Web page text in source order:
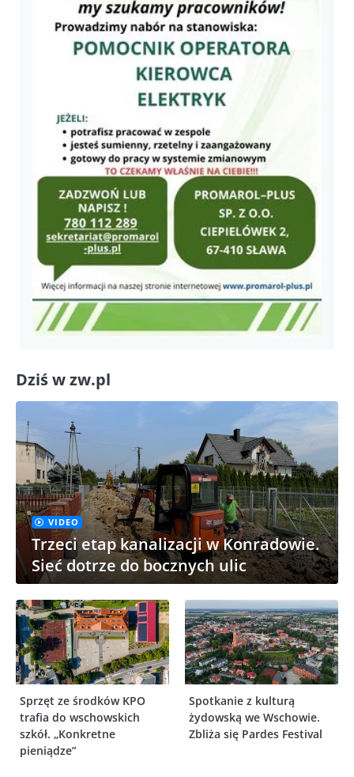
Dziś w zw.pl
VIDEO
Trzeci etap kanalizacji w Konradowie.
Sieć dotrze do bocznych ulic
Sprzęt ze środków KPO
trafia do wschowskich
szkół. „Konkretne
pieniądze”
Spotkanie z kulturą
żydowską we Wschowie.
Zbliża się Pardes Festival